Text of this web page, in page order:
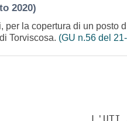
2020)
per la copertura di un posto
Torviscosa. (GU n.56 del